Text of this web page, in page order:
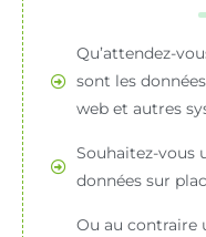
Qu’attendez-
sont les
web et autres
Souhaitez-vous
données sur
Ou au contraire